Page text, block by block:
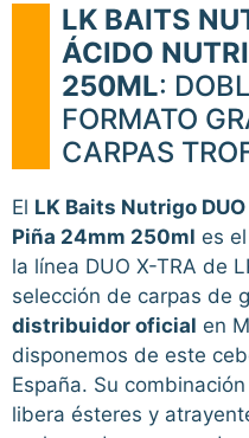
LK BAITS
ÁCIDO
250ML:
FORMATO
CARPAS
El LK Baits Nutrigo
Piña 24mm 250ml es
la línea DUO X-TRA de
selección de carpas de
distribuidor oficial en
disponemos de este
España. Su
libera ésteres y